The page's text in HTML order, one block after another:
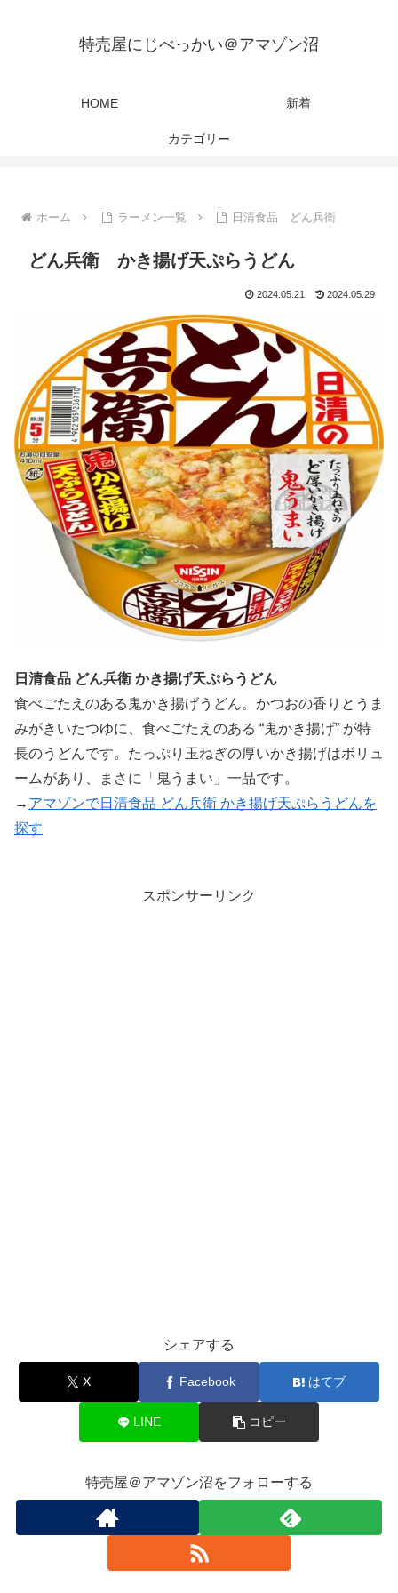
特売屋にじべっかい＠アマゾン沼
HOME 新着
カテゴリー
ホーム ラーメン一覧 日清食品 どん兵衛
どん兵衛 かき揚げ天ぷらうどん
2024.05.21 2024.05.29
日清食品 どん兵衛 かき揚げ天ぷらうどん
食べごたえのある鬼かき揚げうどん。かつおの香りとうま
みがきいたつゆに、食べごたえのある “鬼かき揚げ” が特
長のうどんです。たっぷり玉ねぎの厚いかき揚げはボリュ
ームがあり、まさに「鬼うまい」一品です。
→ アマゾンで日清食品 どん兵衛 かき揚げ天ぷらうどんを
探す
スポンサーリンク
シェアする
X Facebook はてブ
LINE コピー
特売屋＠アマゾン沼をフォローする